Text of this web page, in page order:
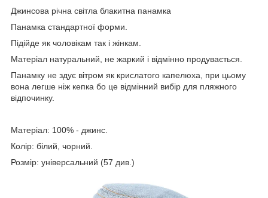
Джинсова річна світла блакитна панамка
Панамка стандартної форми.
Підійде як чоловікам так і жінкам.
Матеріал натуральний, не жаркий і відмінно продувається.
Панамку не здує вітром як крислатого капелюха, при цьому
вона легше ніж кепка бо це відмінний вибір для пляжного
відпочинку.
Матеріал: 100% - джинс.
Колір: білий, чорний.
Розмір: універсальний (57 див.)